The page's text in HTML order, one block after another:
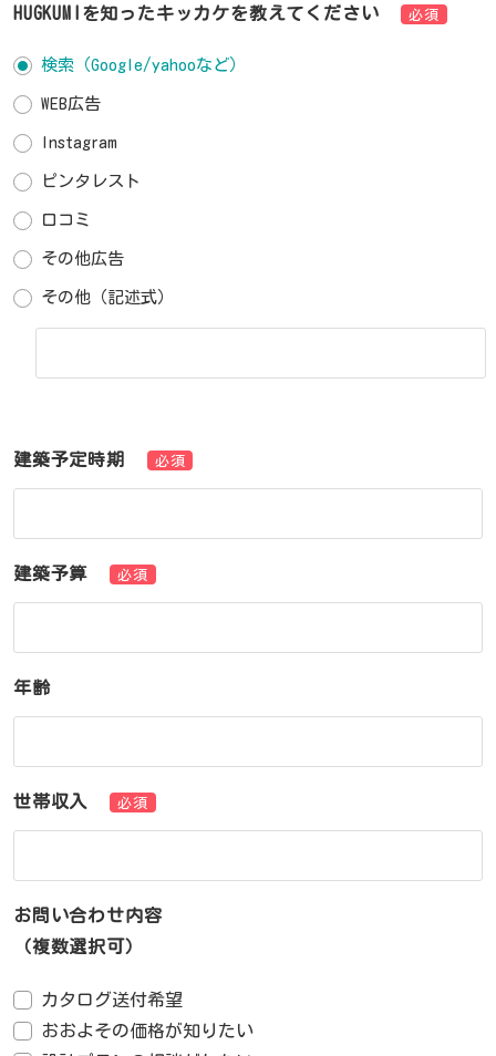
HUGKUMIを知ったキッカケを教えてください 必須
検索（Google/yahooなど）
WEB広告
Instagram
ピンタレスト
口コミ
その他広告
その他（記述式）
建築予定時期 必須
建築予算 必須
年齢
世帯収入 必須
お問い合わせ内容
（複数選択可）
カタログ送付希望
おおよその価格が知りたい